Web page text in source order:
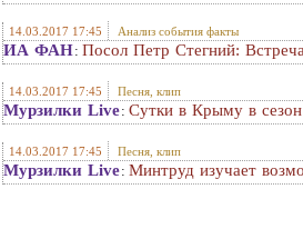
14.03.2017 17:45 Анализ события факты
ИА ФАН: Посол Петр Стегний:
14.03.2017 17:45 Песня, клип
Мурзилки Live: Сутки в Крыму в
14.03.2017 17:45 Песня, клип
Мурзилки Live: Минтруд изучает